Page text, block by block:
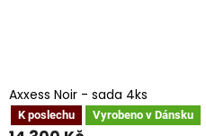
Axxess Noir - sada 4ks
K poslechu Vyrobeno v Dánsku